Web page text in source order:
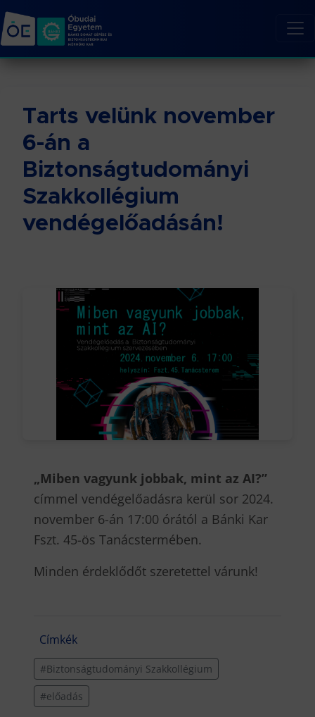
Tarts velünk november
6-án a
Biztonságtudományi
Szakkollégium
vendégelőadásán!
„Miben vagyunk jobbak, mint az AI?”
címmel vendégelőadásra kerül sor 2024.
november 6-án 17:00 órától a Bánki Kar
Fszt. 45-ös Tanácstermében.
Minden érdeklődőt szeretettel várunk!
Címkék
#Biztonságtudományi Szakkollégium
#előadás